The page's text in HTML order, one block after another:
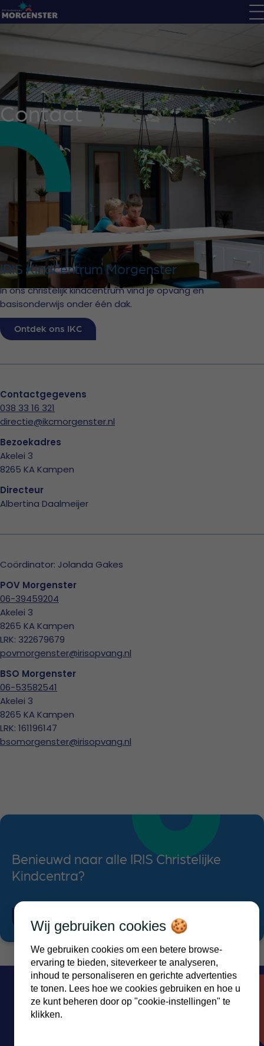
Contact
IRIS Kindcentrum Morgenster
In ons christelijk kindcentrum vind je opvang en
basisonderwijs onder één dak.
Ontdek ons IKC
Contactgegevens
038 33 16 321
directie@ikcmorgenster.nl
Bezoekadres
Akelei 3
8265 KA Kampen
Directeur
Albertina Daalmeijer
Coördinator: Jolanda Gakes
POV Morgenster
06-39459204
Akelei 3
8265 KA Kampen
LRK: 322679679
povmorgenster@irisopvang.nl
BSO Morgenster
06-53582541
Akelei 3
8265 KA Kampen
LRK: 161196147
bsomorgenster@irisopvang.nl
Benieuwd naar alle IRIS Christelijke
Kindcentra?
Ontdek alle IKC's
Wij gebruiken cookies 🍪
We gebruiken cookies om een betere browse-
ervaring te bieden, siteverkeer te analyseren,
inhoud te personaliseren en gerichte advertenties
te tonen. Lees hoe we cookies gebruiken en hoe u
ze kunt beheren door op "cookie-instellingen" te
klikken.